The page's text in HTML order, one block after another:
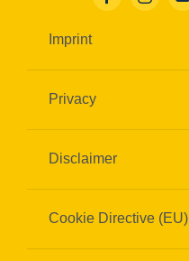
Imprint
Privacy
Disclaimer
Cookie Directive (EU)